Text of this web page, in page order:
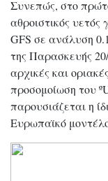
Συνεπώς, στο
αθροιστικός
GFS σε ανάλυση
της Παρασκευής 20/
αρχικές και
προσομοίωση του
παρουσιάζεται η
Ευρωπαϊκό